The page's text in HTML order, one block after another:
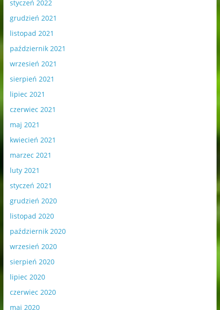
styczeń 2022
grudzień 2021
listopad 2021
październik 2021
wrzesień 2021
sierpień 2021
lipiec 2021
czerwiec 2021
maj 2021
kwiecień 2021
marzec 2021
luty 2021
styczeń 2021
grudzień 2020
listopad 2020
październik 2020
wrzesień 2020
sierpień 2020
lipiec 2020
czerwiec 2020
maj 2020